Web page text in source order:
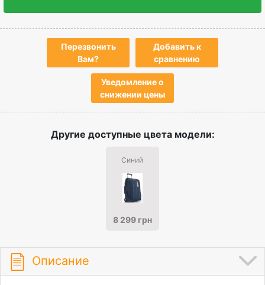
Перезвонить
Вам?
Добавить к
сравнению
Уведомление о
снижении цены
Другие доступные цвета модели:
Синий
8 299 грн
Описание